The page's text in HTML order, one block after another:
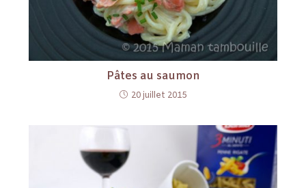
Pâtes au saumon
20 juillet 2015